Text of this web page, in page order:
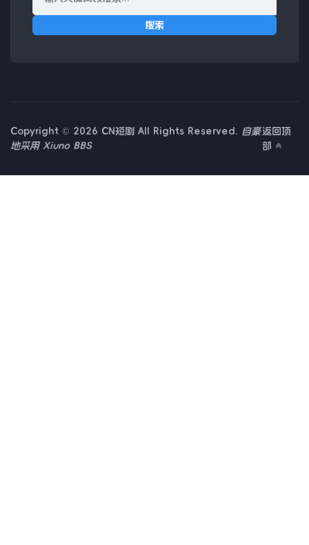
搜索
Copyright © 2026 CN短剧 All Rights Reserved. 自豪
地采用 Xiuno BBS
返回顶
部